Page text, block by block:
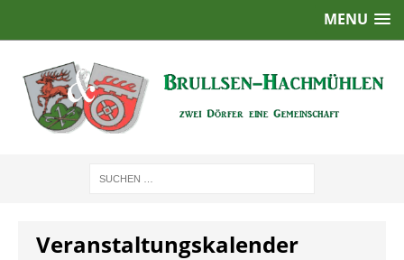
MENU
Veranstaltungskalender
2:00
5:00